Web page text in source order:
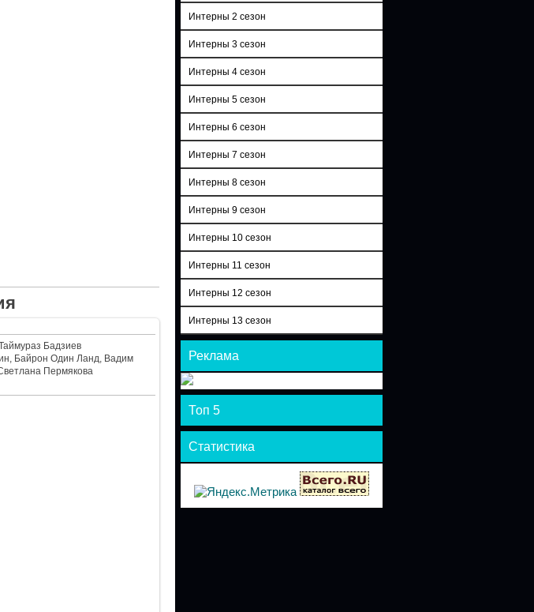
Бадзиев
Байрон Один Ланд, Вадим
Пермякова
Интерны 2 сезон
Интерны 3 сезон
Интерны 4 сезон
Интерны 5 сезон
Интерны 6 сезон
Интерны 7 сезон
Интерны 8 сезон
Интерны 9 сезон
Интерны 10 сезон
Интерны 11 сезон
Интерны 12 сезон
Интерны 13 сезон
Реклама
Топ 5
Статистика